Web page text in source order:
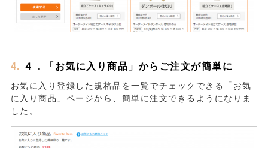
４．「お気に入り商品」からご注文が簡単に
お気に入り登録した規格品を一覧でチェックできる「お気
に入り商品」ページから、簡単に注文できるようになりま
した。